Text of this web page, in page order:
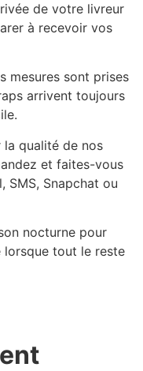
de votre livreur
à recevoir vos
mesures sont prises
arrivent toujours
la qualité de nos
et faites-vous
SMS, Snapchat ou
nocturne pour
lorsque tout le reste